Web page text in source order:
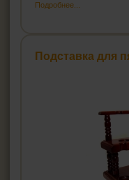
Подробнее...
Подставка для